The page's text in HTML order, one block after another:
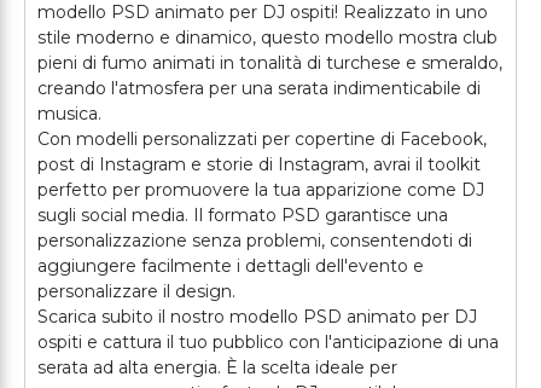
modello PSD animato per DJ ospiti! Realizzato in uno
stile moderno e dinamico, questo modello mostra club
pieni di fumo animati in tonalità di turchese e smeraldo,
creando l'atmosfera per una serata indimenticabile di
musica.
Con modelli personalizzati per copertine di Facebook,
post di Instagram e storie di Instagram, avrai il toolkit
perfetto per promuovere la tua apparizione come DJ
sugli social media. Il formato PSD garantisce una
personalizzazione senza problemi, consentendoti di
aggiungere facilmente i dettagli dell'evento e
personalizzare il design.
Scarica subito il nostro modello PSD animato per DJ
ospiti e cattura il tuo pubblico con l'anticipazione di una
serata ad alta energia. È la scelta ideale per